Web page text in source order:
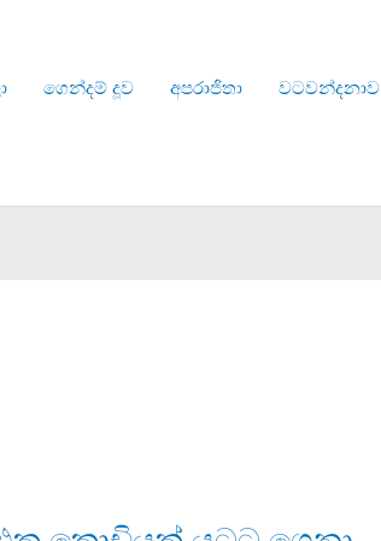
ගෙන්දම් දූව අපරාජිතා වටවන්දනාව